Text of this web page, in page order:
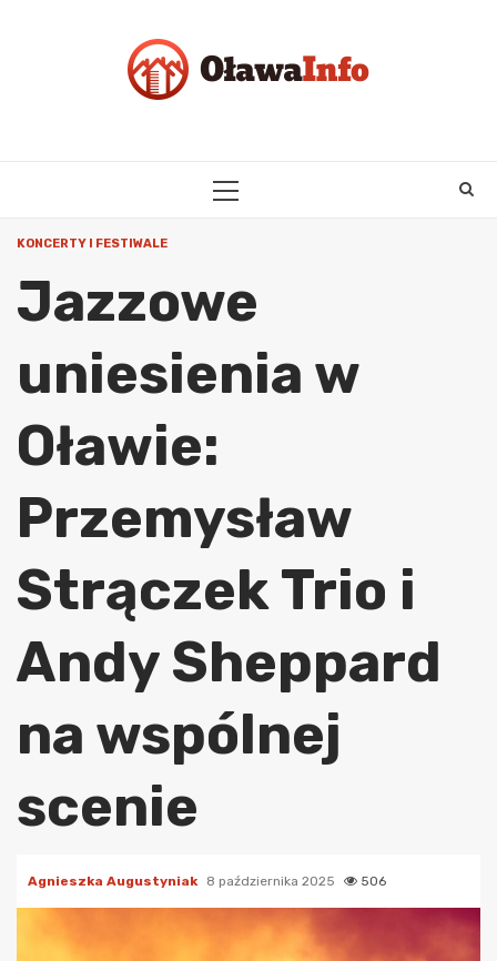
PRIMARY
KONCERTY I FESTIWALE
Jazzowe
uniesienia w
Oławie:
Przemysław
Strączek Trio i
Andy Sheppard
na wspólnej
scenie
Agnieszka Augustyniak 8 października 2025 506